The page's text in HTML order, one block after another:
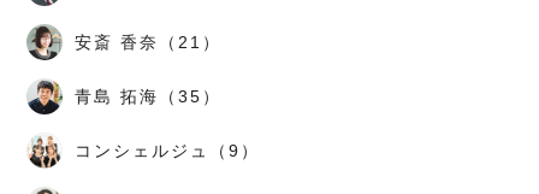
安斎 香奈（21）
青島 拓海（35）
コンシェルジュ（9）